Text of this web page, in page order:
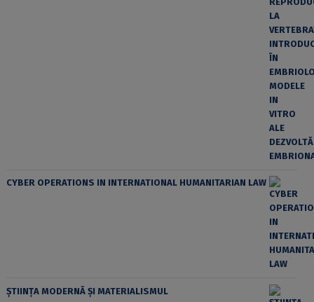
CYBER OPERATIONS IN INTERNATIONAL HUMANITARIAN LAW
ȘTIINȚA MODERNĂ ȘI MATERIALISMUL